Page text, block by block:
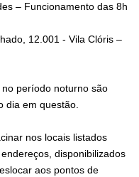
– Funcionamento das 8h
12.001 - Vila Clóris –
período noturno são
dia em questão.
nos locais listados
disponibilizados
aos pontos de